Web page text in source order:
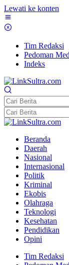
Lewati ke konten
Tim Redaksi
Pedoman
Indeks
Beranda
Daerah
Nasional
Internasional
Politik
Kriminal
Ekobis
Olahraga
Teknologi
Kesehatan
Pendidikan
Opini
Tim Redaksi